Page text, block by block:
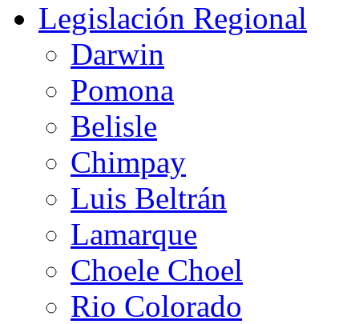
Legislación Regional
Darwin
Pomona
Belisle
Chimpay
Luis Beltrán
Lamarque
Choele Choel
Rio Colorado